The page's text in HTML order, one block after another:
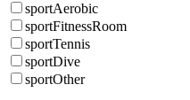
sportAerobic
sportFitnessRoom
sportTennis
sportDive
sportOther